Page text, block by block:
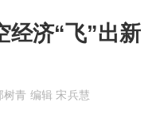
经济“飞”出新
青 编辑 宋兵慧